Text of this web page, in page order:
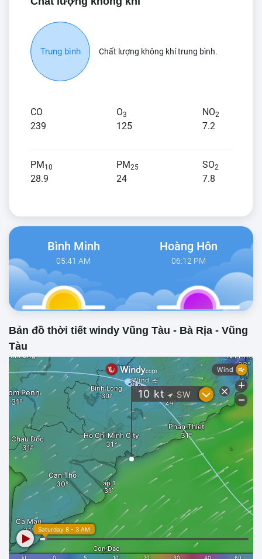
Trung bình Chất lượng không khí trung bình.
CO
239
O3
125
NO2
7.2
PM10
28.9
PM25
24
SO2
7.8
Bình Minh
05:41 AM
Hoàng Hôn
06:12 PM
Bản đồ thời tiết windy Vũng Tàu - Bà Rịa - Vũng
Tàu